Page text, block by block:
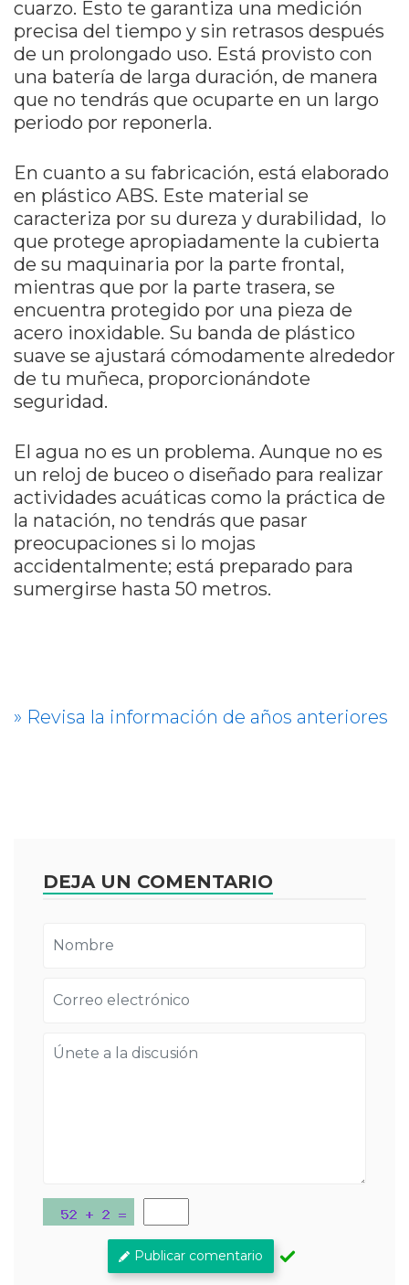
cuarzo. Esto te garantiza una medición
precisa del tiempo y sin retrasos después
de un prolongado uso. Está provisto con
una batería de larga duración, de manera
que no tendrás que ocuparte en un largo
periodo por reponerla.
En cuanto a su fabricación, está elaborado
en plástico ABS. Este material se
caracteriza por su dureza y durabilidad, lo
que protege apropiadamente la cubierta
de su maquinaria por la parte frontal,
mientras que por la parte trasera, se
encuentra protegido por una pieza de
acero inoxidable. Su banda de plástico
suave se ajustará cómodamente alrededor
de tu muñeca, proporcionándote
seguridad.
El agua no es un problema. Aunque no es
un reloj de buceo o diseñado para realizar
actividades acuáticas como la práctica de
la natación, no tendrás que pasar
preocupaciones si lo mojas
accidentalmente; está preparado para
sumergirse hasta 50 metros.
» Revisa la información de años anteriores
DEJA UN COMENTARIO
Publicar comentario